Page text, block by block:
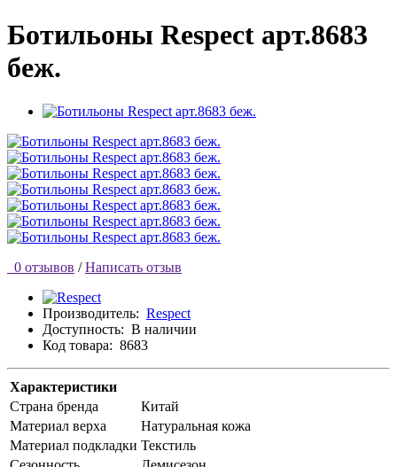
Ботильоны Respect арт.8683
беж.
0 отзывов / Написать отзыв
Производитель: Respect
Доступность: В наличии
Код товара: 8683
Характеристики
Страна бренда
Китай
Материал верха
Натуральная кожа
Материал подкладки Текстиль